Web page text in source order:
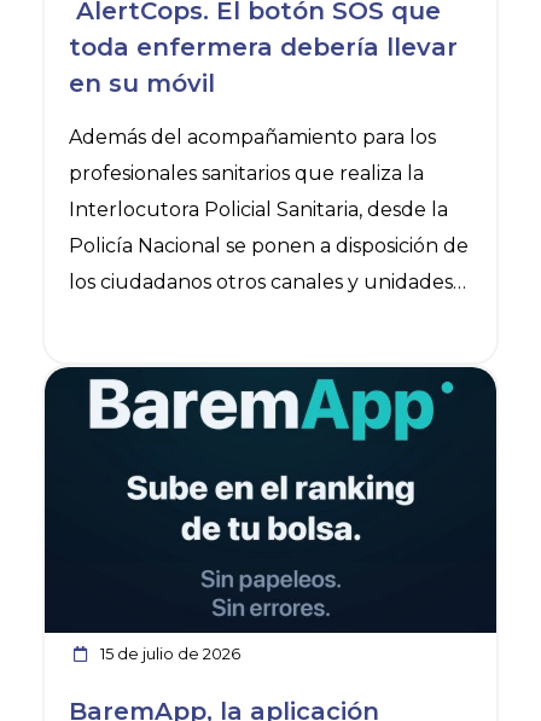
AlertCops. El botón SOS que
toda enfermera debería llevar
en su móvil
Además del acompañamiento para los
profesionales sanitarios que realiza la
Interlocutora Policial Sanitaria, desde la
Policía Nacional se ponen a disposición de
los ciudadanos otros canales y unidades
ellas es la Unidad Territorial de
Participación Ciudadana que mantiene
ciudadanía, vigila situaciones de riesgo y
también trabaja estrechamente con el
ámbito sanitario.
15 de julio de 2026
BaremApp, la aplicación
Ver noticia